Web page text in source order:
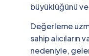
büyüklüğünü
Değerleme
sahip alıcıların
nedeniyle,